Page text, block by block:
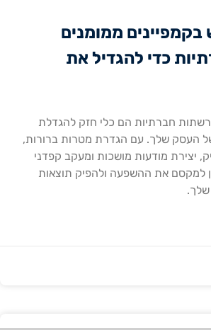
ממומנים
כדי להגדיל את
חברתיות הם כלי חזק להגדלת
העסק שלך. עם הגדרת מטרות ברורות,
יצירת מודעות מושכות ומעקב קפדני
למקסם את ההשפעה ולהפיק תוצאות
שלך.